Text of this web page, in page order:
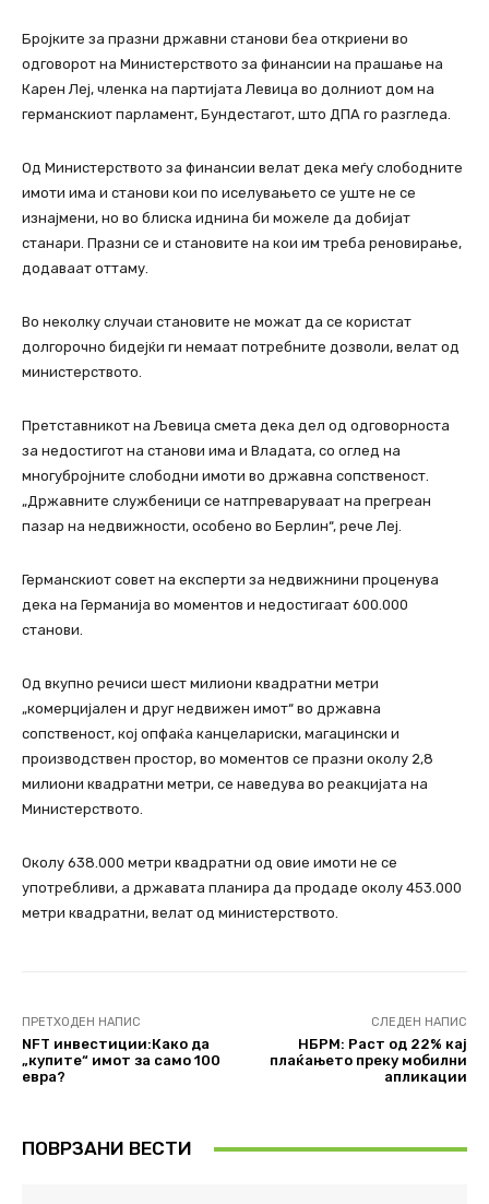
Бројките за празни државни станови беа откриени во
одговорот на Министерството за финансии на прашање на
Карен Леј, членка на партијата Левица во долниот дом на
германскиот парламент, Бундестагот, што ДПА го разгледа.
Од Министерството за финансии велат дека меѓу слободните
имоти има и станови кои по иселувањето се уште не се
изнајмени, но во блиска иднина би можеле да добијат
станари. Празни се и становите на кои им треба реновирање,
додаваат оттаму.
Во неколку случаи становите не можат да се користат
долгорочно бидејќи ги немаат потребните дозволи, велат од
министерството.
Претставникот на Љевица смета дека дел од одговорноста
за недостигот на станови има и Владата, со оглед на
многубројните слободни имоти во државна сопственост.
„Државните службеници се натпреваруваат на прегреан
пазар на недвижности, особено во Берлин“, рече Леј.
Германскиот совет на експерти за недвижнини проценува
дека на Германија во моментов и недостигаат 600.000
станови.
Од вкупно речиси шест милиони квадратни метри
„комерцијален и друг недвижен имот“ во државна
сопственост, кој опфаќа канцелариски, магацински и
производствен простор, во моментов се празни околу 2,8
милиони квадратни метри, се наведува во реакцијата на
Министерството.
Околу 638.000 метри квадратни од овие имоти не се
употребливи, а државата планира да продаде околу 453.000
метри квадратни, велат од министерството.
ПРЕТХОДЕН НАПИС
NFT инвестиции:Како да
„купите“ имот за само 100
евра?
СЛЕДЕН НАПИС
НБРМ: Раст од 22% кај
плаќањето преку мобилни
апликации
ПОВРЗАНИ ВЕСТИ